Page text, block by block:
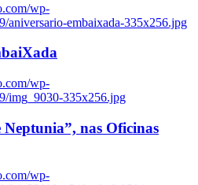
wp-
aniversario-embaixada-335x256.jpg
wp-
img_9030-335x256.jpg
Neptunia”, nas Oficinas
wp-